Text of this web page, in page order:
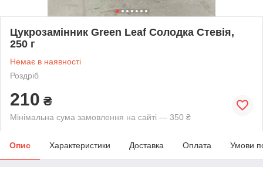
Цукрозамінник Green Leaf Солодка Стевія,
250 г
Немає в наявності
Роздріб
210 ₴
Мінімальна сума замовлення на сайті — 350 ₴
Опис Характеристики Доставка Оплата Умови